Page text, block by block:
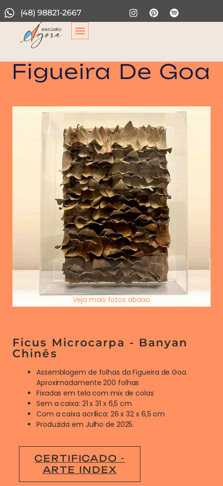
(48) 98821-2667
Figueira De Goa
Veja mais fotos abaixo
Ficus Microcarpa - Banyan
Chinês
Assemblagem de folhas da Figueira de Goa.
Aproximadamente 200 folhas
Fixadas em tela com mix de colas
Sem a caixa: 21 x 31 x 6,5 cm
Com a caixa acrílica: 26 x 32 x 6,5 cm
Produzida em Julho de 2025.
CERTIFICADO -
ARTE INDEX